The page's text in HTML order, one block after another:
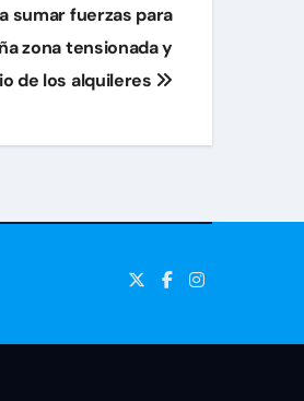
sumar fuerzas para
zona tensionada y
de los alquileres